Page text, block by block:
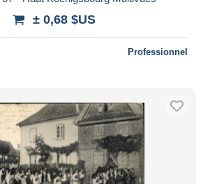
± 0,68 $US
Professionnel